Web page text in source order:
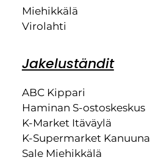
Miehikkälä
Virolahti
Jakeluständit
ABC Kippari
Haminan S-ostoskeskus
K-Market Itäväylä
K-Supermarket Kanuuna
Sale Miehikkälä